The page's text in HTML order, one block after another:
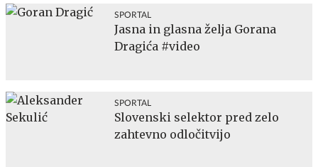
SPORTAL
Jasna in glasna želja Gorana
Dragića #video
SPORTAL
Slovenski selektor pred zelo
zahtevno odločitvijo